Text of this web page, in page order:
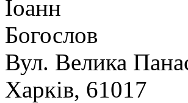
Вул. Велика
Харків, 61017